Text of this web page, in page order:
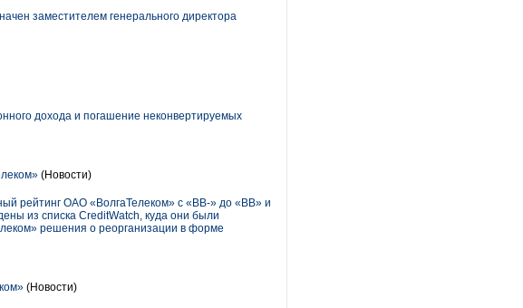
заместителем генерального директора
дохода и погашение неконвертируемых
(Новости)
рейтинг ОАО «ВолгаТелеком» с «ВВ-» до «ВВ» и
из списка CreditWatch, куда они были
решения о реорганизации в форме
(Новости)